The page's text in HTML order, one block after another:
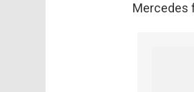
Mercedes